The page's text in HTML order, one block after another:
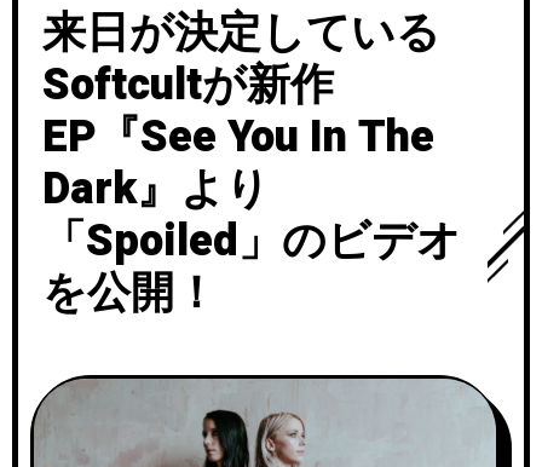
来日が決定している
Softcultが新作
EP『See You In The
Dark』より
「Spoiled」のビデオ
を公開！